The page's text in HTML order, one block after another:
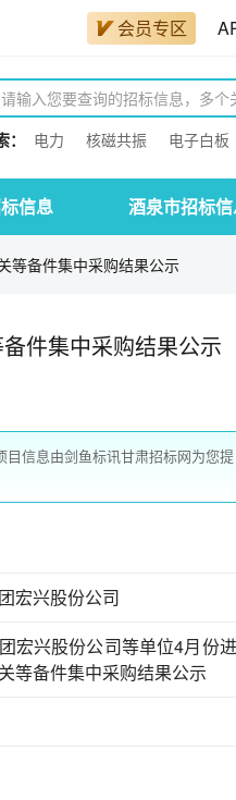
会员专区
电力 核磁共振 电子白板
信息 酒泉市招标
等备件集中采购结果公示
件集中采购结果公示
目信息由剑鱼标讯甘肃招标网为您提
宏兴股份公司
宏兴股份公司等单位4月份
等备件集中采购结果公示